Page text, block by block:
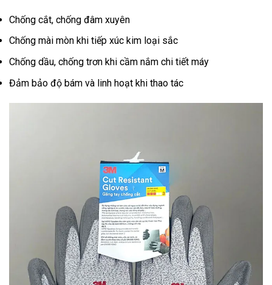
Chống cắt, chống đâm xuyên
Chống mài mòn khi tiếp xúc kim loại sắc
Chống dầu, chống trơn khi cầm nắm chi tiết máy
Đảm bảo độ bám và linh hoạt khi thao tác